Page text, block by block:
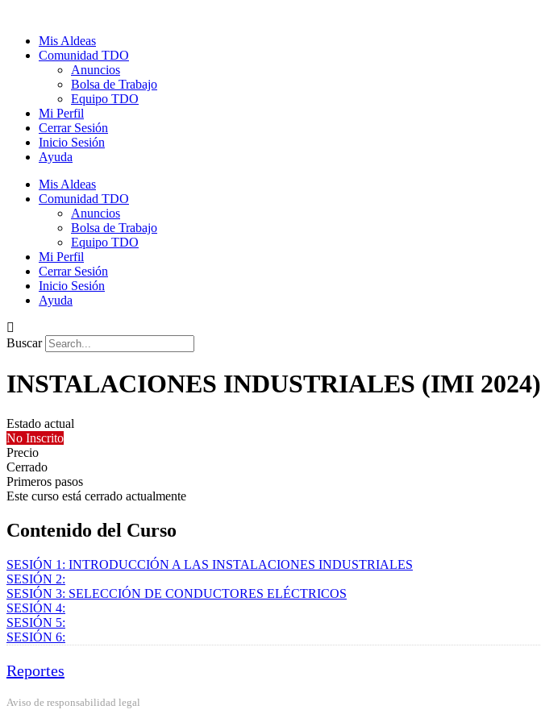
contenidoMis Aldeas
Comunidad TDO
Anuncios
Bolsa de Trabajo
Equipo TDO
Mi Perfil
Cerrar Sesión
Inicio Sesión
Ayuda
Mis Aldeas
Comunidad TDO
Anuncios
Bolsa de Trabajo
Equipo TDO
Mi Perfil
Cerrar Sesión
Inicio Sesión
Ayuda
Buscar
INSTALACIONES INDUSTRIALES (IMI 2024)
Estado actual
No Inscrito
Precio
Cerrado
Primeros pasos
Este curso está cerrado actualmente
Contenido del Curso
SESIÓN 1: INTRODUCCIÓN A LAS INSTALACIONES INDUSTRIALES
SESIÓN 2:
SESIÓN 3: SELECCIÓN DE CONDUCTORES ELÉCTRICOS
SESIÓN 4:
SESIÓN 5:
SESIÓN 6:
Reportes
Aviso de responsabilidad legal